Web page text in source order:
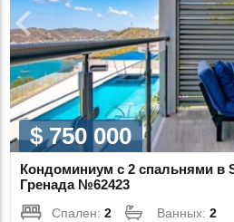
$ 750 000
Кондоминиум с 2 спальнями в
Гренада №62423
Спален:2 Ванных:2